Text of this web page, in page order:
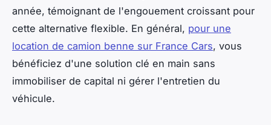
année, témoignant de l'engouement croissant pour
cette alternative flexible. En général, pour une
location de camion benne sur France Cars, vous
bénéficiez d'une solution clé en main sans
immobiliser de capital ni gérer l'entretien du
véhicule.